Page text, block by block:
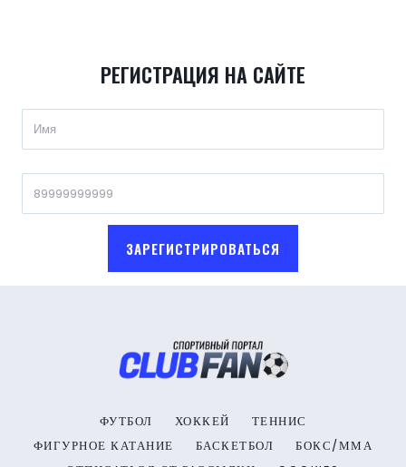
РЕГИСТРАЦИЯ НА САЙТЕ
ЗАРЕГИСТРИРОВАТЬСЯ
ФУТБОЛ ХОККЕЙ
ТЕННИС
ФИГУРНОЕ КАТАНИЕ
БАСКЕТБОЛ
БОКС/ММА